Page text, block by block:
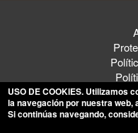
USO DE COOKIES. Utilizamos
la navegación por nuestra
Si continúas navegando,